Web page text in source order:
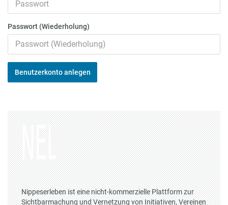
Passwort (Wiederholung)
Benutzerkonto anlegen
Nippeserleben ist eine nicht-kommerzielle Plattform zur
Sichtbarmachung und Vernetzung von Initiativen, Vereinen